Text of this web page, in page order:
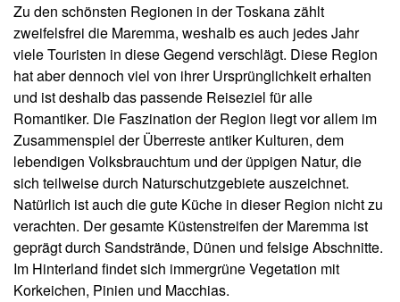
Zu den schönsten Regionen in der Toskana zählt
zweifelsfrei die Maremma, weshalb es auch jedes Jahr
viele Touristen in diese Gegend verschlägt. Diese Region
hat aber dennoch viel von ihrer Ursprünglichkeit erhalten
und ist deshalb das passende Reiseziel für alle
Romantiker. Die Faszination der Region liegt vor allem im
Zusammenspiel der Überreste antiker Kulturen, dem
lebendigen Volksbrauchtum und der üppigen Natur, die
sich teilweise durch Naturschutzgebiete auszeichnet.
Natürlich ist auch die gute Küche in dieser Region nicht zu
verachten. Der gesamte Küstenstreifen der Maremma ist
geprägt durch Sandstrände, Dünen und felsige Abschnitte.
Im Hinterland findet sich immergrüne Vegetation mit
Korkeichen, Pinien und Macchias.